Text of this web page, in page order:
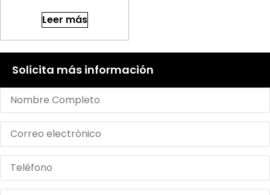
Leer más
Solicita más información